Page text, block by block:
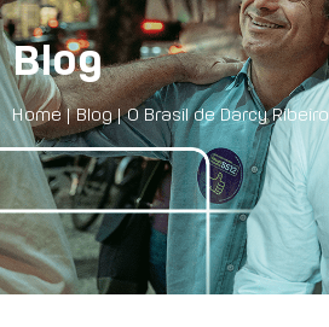
Blog
Home|Blog|O Brasil de Darcy Ribeiro